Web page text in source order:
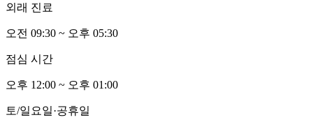
외래 진료
오전 09:30 ~ 오후 05:30
점심 시간
오후 12:00 ~ 오후 01:00
토/일요일·공휴일